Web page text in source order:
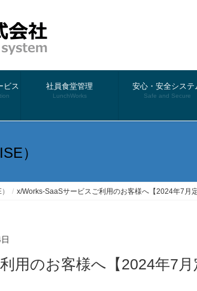
ビス 社員食堂管理
LunchWorks
安心・安全システ
Safe and Secure
）
x/Works-SaaSサービスご利用のお客様へ【2024年7月
用のお客様へ【2024年7